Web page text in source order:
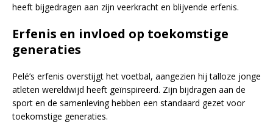
heeft bijgedragen aan zijn veerkracht en blijvende erfenis.
Erfenis en invloed op toekomstige
generaties
Pelé’s erfenis overstijgt het voetbal, aangezien hij talloze jonge
atleten wereldwijd heeft geïnspireerd. Zijn bijdragen aan de
sport en de samenleving hebben een standaard gezet voor
toekomstige generaties.